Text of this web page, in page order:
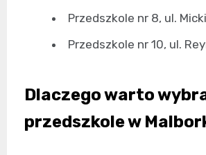
Przedszkole nr 8, ul.
Przedszkole nr 10, ul.
Dlaczego warto
przedszkole w